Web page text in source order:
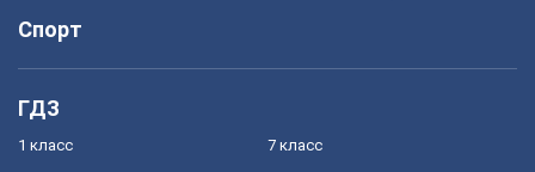
Спорт
ГДЗ
1 класс 7 класс